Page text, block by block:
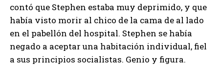
contó que Stephen estaba muy deprimido, y que
había visto morir al chico de la cama de al lado
en el pabellón del hospital. Stephen se había
negado a aceptar una habitación individual, fiel
a sus principios socialistas. Genio y figura.